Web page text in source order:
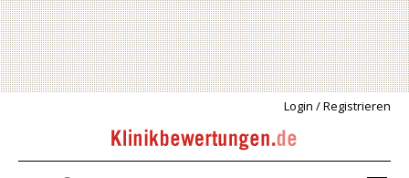
Login / Registrieren